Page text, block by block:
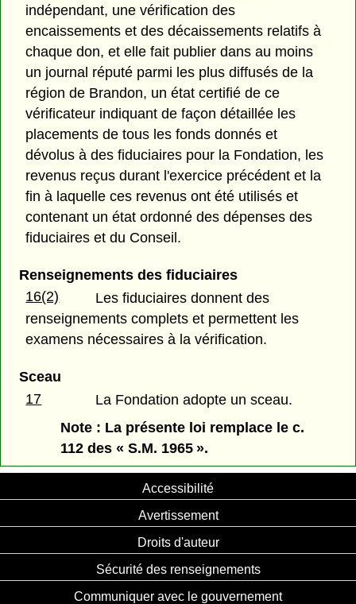
indépendant, une vérification des
encaissements et des décaissements relatifs à
chaque don, et elle fait publier dans au moins
un journal réputé parmi les plus diffusés de la
région de Brandon, un état certifié de ce
vérificateur indiquant de façon détaillée les
placements de tous les fonds donnés et
dévolus à des fiduciaires pour la Fondation, les
revenus reçus durant l'exercice précédent et la
fin à laquelle ces revenus ont été utilisés et
contenant un état ordonné des dépenses des
fiduciaires et du Conseil.
Renseignements des fiduciaires
16(2)
Les fiduciaires donnent des
renseignements complets et permettent les
examens nécessaires à la vérification.
Sceau
17
La Fondation adopte un sceau.
Note : La présente loi remplace le c.
112 des « S.M. 1965 ».
Accessibilité
Avertissement
Droits d'auteur
Sécurité des renseignements
Communiquer avec le gouvernement